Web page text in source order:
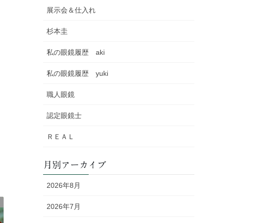
展示会＆仕入れ
杉本圭
私の眼鏡履歴 aki
私の眼鏡履歴 yuki
職人眼鏡
認定眼鏡士
ＲＥＡＬ
月別アーカイブ
2026年8月
2026年7月